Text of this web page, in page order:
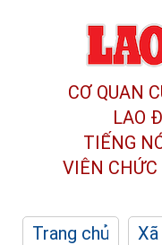
CƠ QUAN
LAO
TIẾNG
VIÊN CHỨC
Trang chủ